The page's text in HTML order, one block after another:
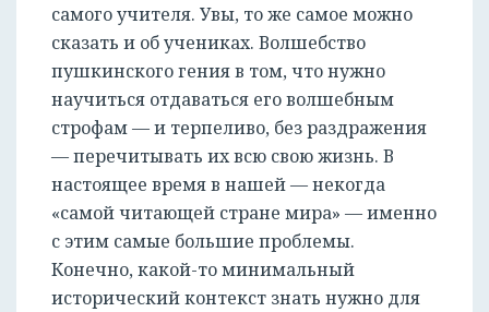
самого учителя. Увы, то же самое можно
сказать и об учениках. Волшебство
пушкинского гения в том, что нужно
научиться отдаваться его волшебным
строфам — и терпеливо, без раздражения
— перечитывать их всю свою жизнь. В
настоящее время в нашей — некогда
«самой читающей стране мира» — именно
с этим самые большие проблемы.
Конечно, какой-то минимальный
исторический контекст знать нужно для